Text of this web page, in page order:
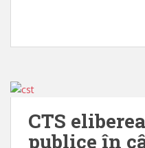
CTS
publice în